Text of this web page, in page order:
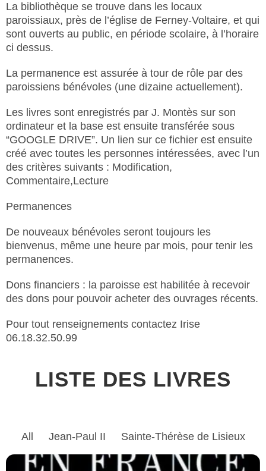
La bibliothèque se trouve dans les locaux
paroissiaux, près de l’église de Ferney-Voltaire, et qui
sont ouverts au public, en période scolaire, à l’horaire
ci dessus.
La permanence est assurée à tour de rôle par des
paroissiens bénévoles (une dizaine actuellement).
Les livres sont enregistrés par J. Montès sur son
ordinateur et la base est ensuite transférée sous
“GOOGLE DRIVE”. Un lien sur ce fichier est ensuite
créé avec toutes les personnes intéressées, avec l’un
des critères suivants : Modification,
Commentaire,Lecture
​Permanences
De nouveaux bénévoles seront toujours les
bienvenus, même une heure par mois, pour tenir les
permanences.
Dons financiers : la paroisse est habilitée à recevoir
des dons pour pouvoir acheter des ouvrages récents.
​Pour tout renseignements contactez Irise
06.18.32.50.99
LISTE DES LIVRES
All Jean-Paul II Sainte-Thérèse de Lisieux